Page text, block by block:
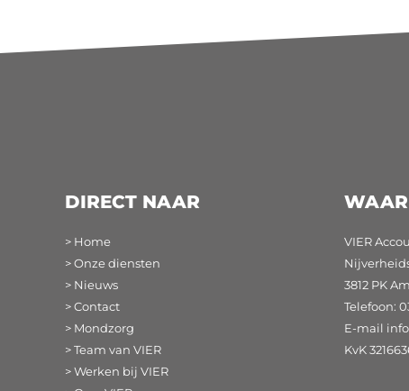
DIRECT NAAR
> Home
> Onze diensten
> Nieuws
> Contact
> Mondzorg
> Team van VIER
> Werken bij VIER
VIER
3812 PK
Telefoon:
E-mail
KvK